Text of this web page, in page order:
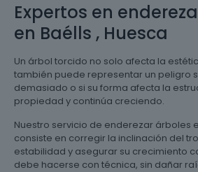
Expertos en
en Baélls , Huesca
Un árbol torcido no solo afecta la
también puede representar un peligro
demasiado o si su forma afecta la
propiedad y continúa creciendo.
Nuestro servicio de enderezar árboles
consiste en corregir la inclinación del
estabilidad y asegurar su crecimiento
debe hacerse con técnica, sin dañar